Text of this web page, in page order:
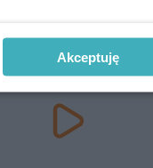
Akceptuję